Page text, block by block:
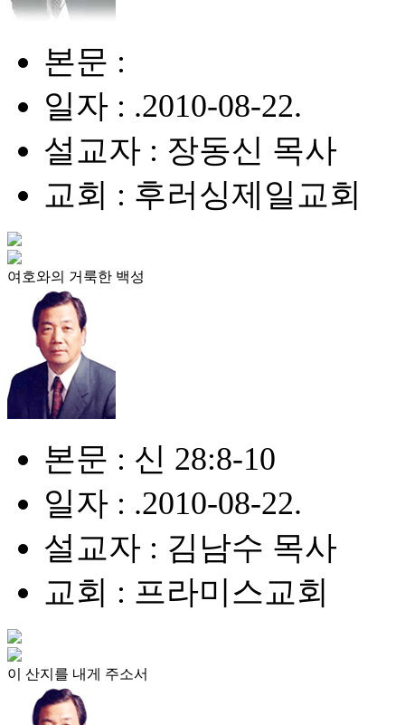
본문 :
일자 : .2010-08-22.
설교자 : 장동신 목사
교회 : 후러싱제일교회
여호와의 거룩한 백성
본문 : 신 28:8-10
일자 : .2010-08-22.
설교자 : 김남수 목사
교회 : 프라미스교회
이 산지를 내게 주소서